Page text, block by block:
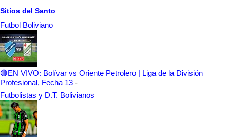
Sitios del Santo
Futbol Boliviano
🔴EN VIVO: Bolívar vs Oriente Petrolero | Liga de la División
Profesional, Fecha 13 -
Futbolistas y D.T. Bolivianos